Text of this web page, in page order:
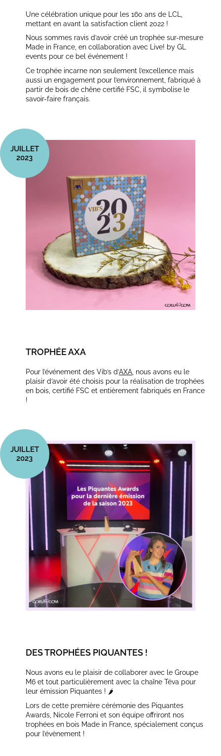
Une célébration unique pour les 160 ans de LCL,
mettant en avant la satisfaction client 2022 !
Nous sommes ravis d’avoir créé un trophée sur-mesure
Made in France, en collaboration avec Live! by GL
events pour ce bel événement !
Ce trophée incarne non seulement l’excellence mais
aussi un engagement pour l’environnement, fabriqué à
partir de bois de chêne certifié FSC, il symbolise le
savoir-faire français.
JUILLET
2023
TROPHÉE AXA
Pour l’événement des Vib’s d’AXA , nous avons eu le
plaisir d’avoir été choisis pour la réalisation de trophées
en bois, certifié FSC et entièrement fabriqués en France
!
JUILLET
2023
DES TROPHÉES PIQUANTES !
Nous avons eu le plaisir de collaborer avec le Groupe
M6 et tout particulièrement avec la chaîne Téva pour
leur émission Piquantes ! 🌶
Lors de cette première cérémonie des Piquantes
Awards, Nicole Ferroni et son équipe offriront nos
trophées en bois Made in France, spécialement conçus
pour l’évènement !